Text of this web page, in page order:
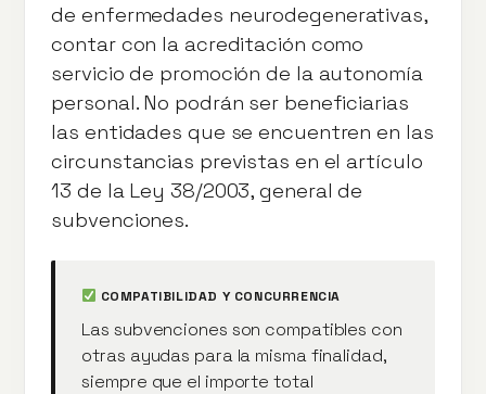
de enfermedades neurodegenerativas,
contar con la acreditación como
servicio de promoción de la autonomía
personal. No podrán ser beneficiarias
las entidades que se encuentren en las
circunstancias previstas en el artículo
13 de la Ley 38/2003, general de
subvenciones.
COMPATIBILIDAD Y CONCURRENCIA
Las subvenciones son compatibles con
otras ayudas para la misma finalidad,
siempre que el importe total